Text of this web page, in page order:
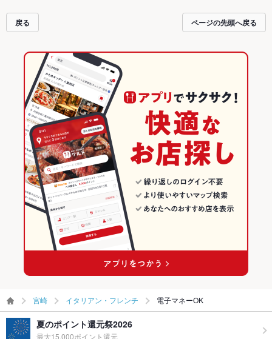
戻る ページの先頭へ戻る
宮崎 イタリアン・フレンチ 電子マネーOK
夏のポイント還元祭2026
最大15,000ポイント還元